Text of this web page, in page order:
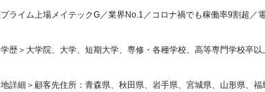
プライム上場メイテックG／業界No.1／コロナ禍でも稼働率9割超
学歴＞大学院、大学、短期大学、専修・各種学校、高等専門学校卒以
地詳細＞顧客先住所：青森県、秋田県、岩手県、宮城県、山形県、